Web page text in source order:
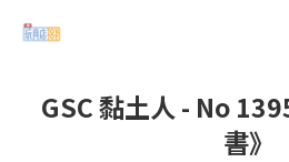
GSC 黏土人 - No
書》